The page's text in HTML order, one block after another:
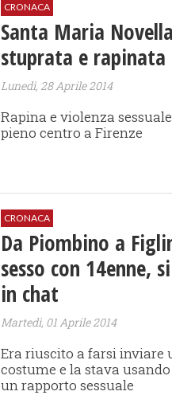
CRONACA
Santa Maria
stuprata e rapinata
Lunedì, 28 Aprile 2014
Rapina e violenza
pieno centro a Firenze
CRONACA
Da Piombino a
sesso con 14enne,
in chat
Martedì, 01 Aprile 2014
Era riuscito a farsi inviare
costume e la stava
un rapporto sessuale